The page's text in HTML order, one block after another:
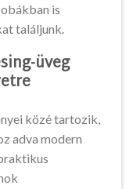
is
találjunk.
üveg
közé tartozik,
adva modern